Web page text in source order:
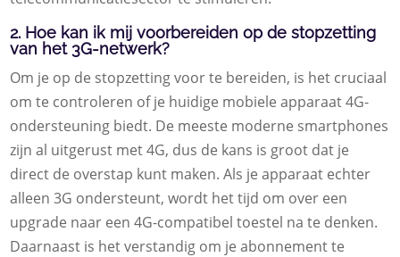
2. Hoe kan ik mij voorbereiden op de stopzetting
van het 3G-netwerk?
Om je op de stopzetting voor te bereiden, is het cruciaal
om te controleren of je huidige mobiele apparaat 4G-
ondersteuning biedt. De meeste moderne smartphones
zijn al uitgerust met 4G, dus de kans is groot dat je
direct de overstap kunt maken. Als je apparaat echter
alleen 3G ondersteunt, wordt het tijd om over een
upgrade naar een 4G-compatibel toestel na te denken.
Daarnaast is het verstandig om je abonnement te